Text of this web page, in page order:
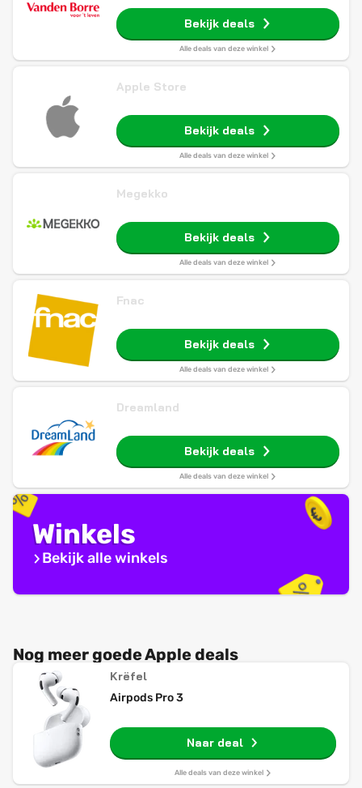
Bekijk deals
Alle deals van deze winkel
Apple Store
Bekijk deals
Alle deals van deze winkel
Megekko
Bekijk deals
Alle deals van deze winkel
Fnac
Bekijk deals
Alle deals van deze winkel
Dreamland
Bekijk deals
Alle deals van deze winkel
Winkels
Bekijk alle winkels
Nog meer goede Apple deals
Krëfel
Airpods Pro 3
Naar deal
Alle deals van deze winkel